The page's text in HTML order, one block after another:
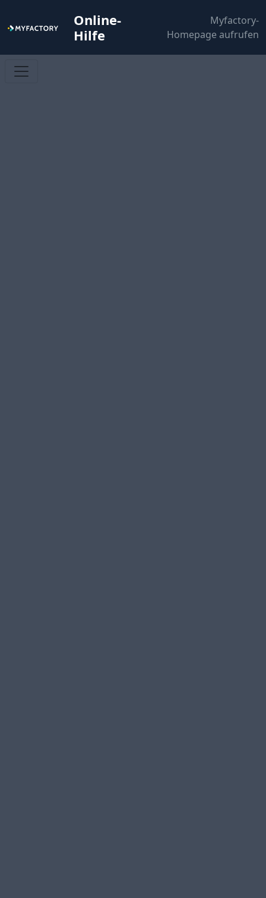
Online-
Hilfe
Myfactory-
Homepage aufrufen